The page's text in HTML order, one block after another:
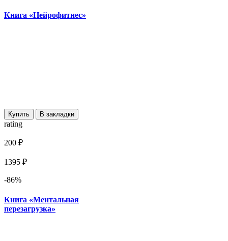
Книга «Нейрофитнес»
Купить В закладки
rating
200 ₽
1395 ₽
-86%
Книга «Ментальная
перезагрузка»